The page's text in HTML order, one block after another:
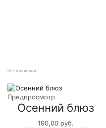
Нет в наличии
Предпросмотр
Осенний блюз
190,00 руб.